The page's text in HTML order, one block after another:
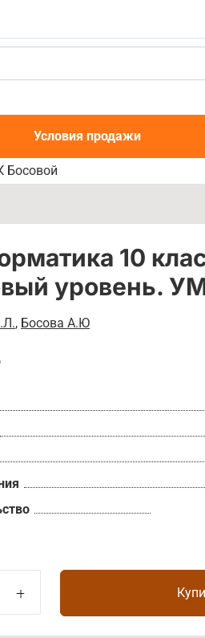
Условия продажи
Босовой
10
уровень.
, Босова А.Ю